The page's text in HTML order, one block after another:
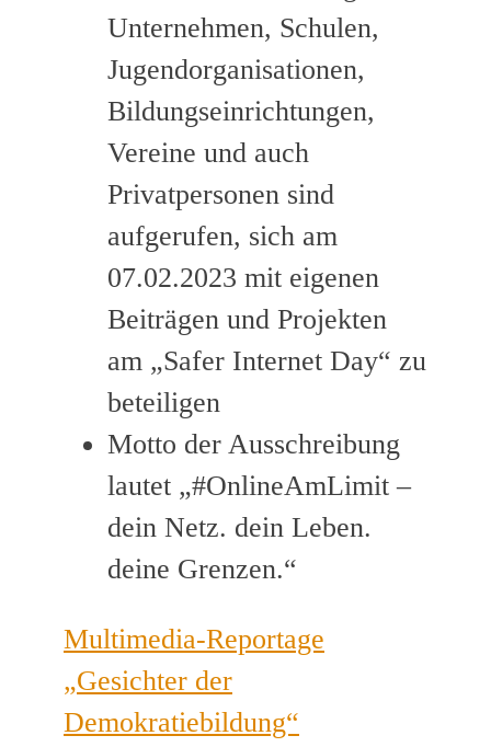
Unternehmen, Schulen,
Jugendorganisationen,
Bildungseinrichtungen,
Vereine und auch
Privatpersonen sind
aufgerufen, sich am
07.02.2023 mit eigenen
Beiträgen und Projekten
am „Safer Internet Day“ zu
beteiligen
Motto der Ausschreibung
lautet „#OnlineAmLimit –
dein Netz. dein Leben.
deine Grenzen.“
Multimedia-Reportage
„Gesichter der
Demokratiebildung“